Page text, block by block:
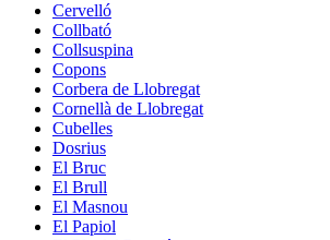
Cervelló
Collbató
Collsuspina
Copons
Corbera de Llobregat
Cornellà de Llobregat
Cubelles
Dosrius
El Bruc
El Brull
El Masnou
El Papiol